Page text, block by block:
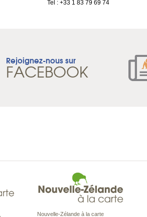
Tel : +33 1 83 79 69 74
Rejoignez-nous sur
FACEBOOK
Nouvelle-Zélande à la carte